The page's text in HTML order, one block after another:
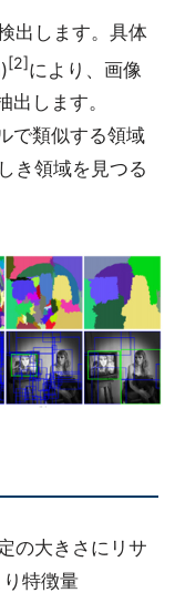
出します。具体
[2]により、画像
します。
で類似する領域
き領域を見つる
の大きさにリサ
特徴量